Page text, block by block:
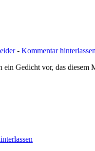
- Kommentar hinterlassen
Gedicht vor, das